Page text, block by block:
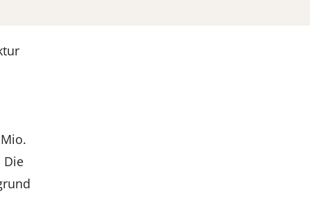
Die